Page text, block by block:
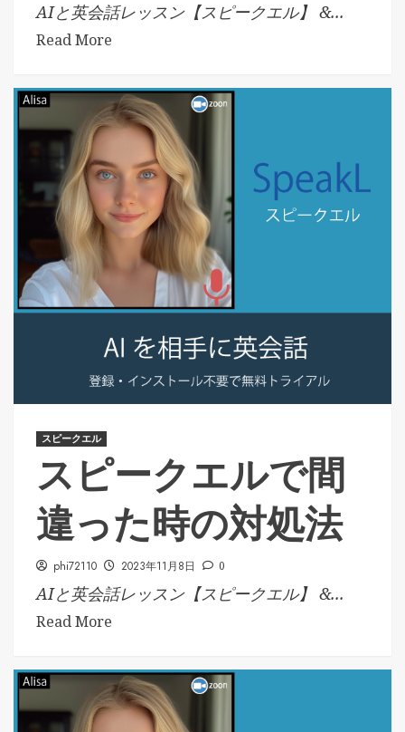
AIと英会話レッスン【スピークエル】 &...
Read More
スピークエル
スピークエルで間
違った時の対処法
phi72110 2023年11月8日 0
AIと英会話レッスン【スピークエル】 &...
Read More